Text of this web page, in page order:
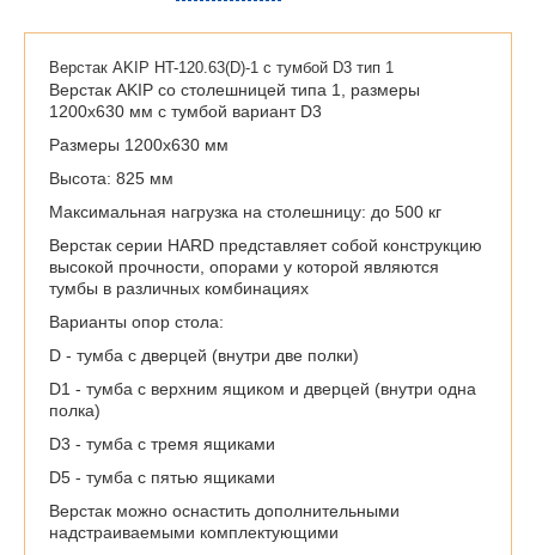
Верстак AKIP HT-120.63(D)-1 с тумбой D3 тип 1
Верстак AKIP со столешницей типа 1, размеры
1200х630 мм с тумбой вариант D3
Размеры 1200х630 мм
Высота: 825 мм
Максимальная нагрузка на столешницу: до 500 кг
Верстак серии HARD представляет собой конструкцию
высокой прочности, опорами у которой являются
тумбы в различных комбинациях
Варианты опор стола:
D - тумба с дверцей (внутри две полки)
D1 - тумба с верхним ящиком и дверцей (внутри одна
полка)
D3 - тумба с тремя ящиками
D5 - тумба с пятью ящиками
Верстак можно оснастить дополнительными
надстраиваемыми комплектующими